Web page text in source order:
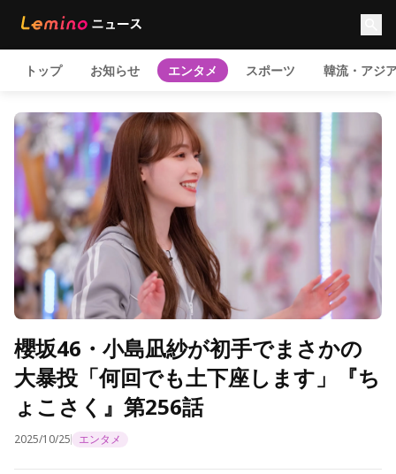
トップ お知らせ エンタメ スポーツ 韓流・アジ
櫻坂46・小島凪紗が初手でまさかの
大暴投「何回でも土下座します」『ち
ょこさく』第256話
2025/10/25 エンタメ